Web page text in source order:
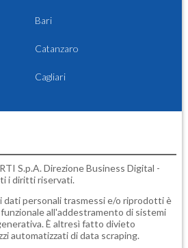
Bari
Catanzaro
Cagliari
S.p.A. Direzione Business Digital -
i diritti riservati.
dati personali trasmessi e/o riprodotti è
all'addestramento di sistemi
È altresì fatto divieto
automatizzati di data scraping.